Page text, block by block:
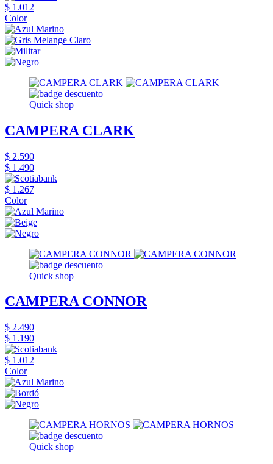
$ 1.012
Color
Quick shop
CAMPERA CLARK
$ 2.590
$ 1.490
$ 1.267
Color
Quick shop
CAMPERA CONNOR
$ 2.490
$ 1.190
$ 1.012
Color
Quick shop